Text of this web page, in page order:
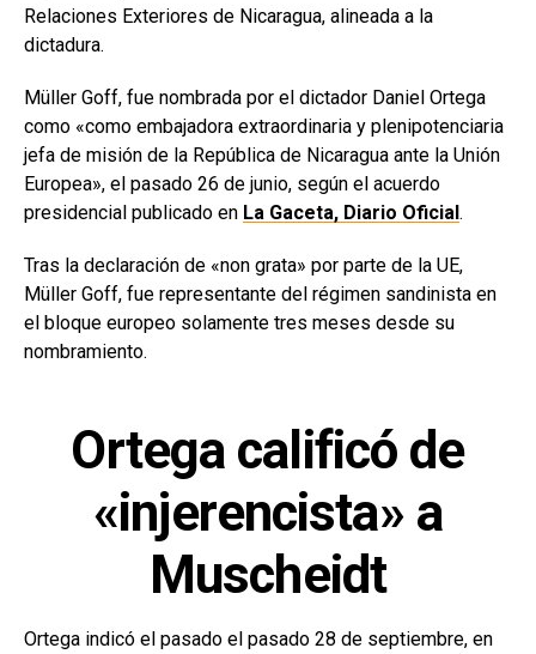
Relaciones Exteriores de Nicaragua, alineada a la
dictadura.
Müller Goff, fue nombrada por el dictador Daniel Ortega
como «como embajadora extraordinaria y plenipotenciaria
jefa de misión de la República de Nicaragua ante la Unión
Europea», el pasado 26 de junio, según el acuerdo
presidencial publicado en La Gaceta, Diario Oficial.
Tras la declaración de «non grata» por parte de la UE,
Müller Goff, fue representante del régimen sandinista en
el bloque europeo solamente tres meses desde su
nombramiento.
Ortega calificó de
«injerencista» a
Muscheidt
Ortega indicó el pasado el pasado 28 de septiembre, en